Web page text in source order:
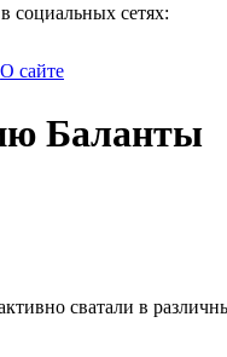
социальных сетях:
О сайте
Баланты
сватали в